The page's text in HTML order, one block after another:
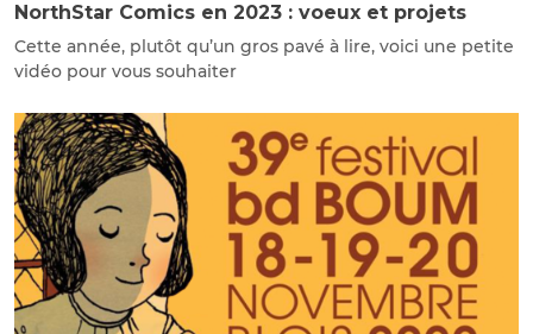
NorthStar Comics en 2023 : voeux et projets
Cette année, plutôt qu’un gros pavé à lire, voici une petite
vidéo pour vous souhaiter